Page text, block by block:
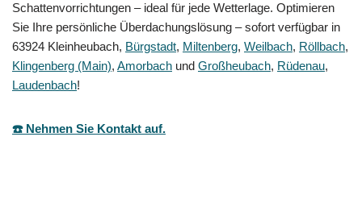
Schattenvorrichtungen – ideal für jede Wetterlage. Optimieren
Sie Ihre persönliche Überdachungslösung – sofort verfügbar in
63924 Kleinheubach, Bürgstadt, Miltenberg, Weilbach, Röllbach,
Klingenberg (Main), Amorbach und Großheubach, Rüdenau,
Laudenbach!
☎️ Nehmen Sie Kontakt auf.